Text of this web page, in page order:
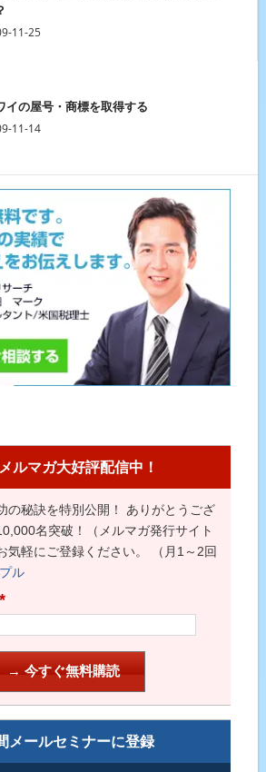
11-25
イの屋号・商標を取得する
11-14
ルマガ大好評配信中！
の秘訣を特別公開！ ありがとうござ
名突破！（メルマガ発行サイト
軽にご登録ください。 （月1～2回
ル
*
メールセミナーに登録